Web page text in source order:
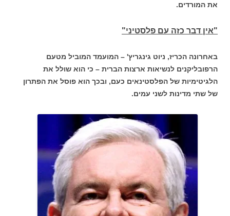
את המורדים.
"אין דבר כזה עם פלסטיני"
באחרונה הכריז, ניוט גינגריץ' – המועמד המוביל מטעם
הרפובליקנים לנשיאות ארצות הברית – כי הוא שולל את
הלגיטימיות של הפלסטינאים כעם, ובכך הוא פוסל את הפתרון
של שתי מדינות לשני עמים.